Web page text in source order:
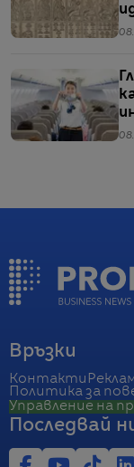
Връзки
Контакти
Политика за
Управление на
Последвай